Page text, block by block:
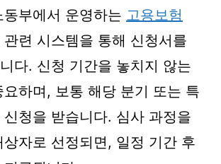
부에서 운영하는 고용보험
관련 시스템을 통해 신청서를
다. 신청 기간을 놓치지 않는
하며, 보통 해당 분기 또는 특
청을 받습니다. 심사 과정을
자로 선정되면, 일정 기간 후